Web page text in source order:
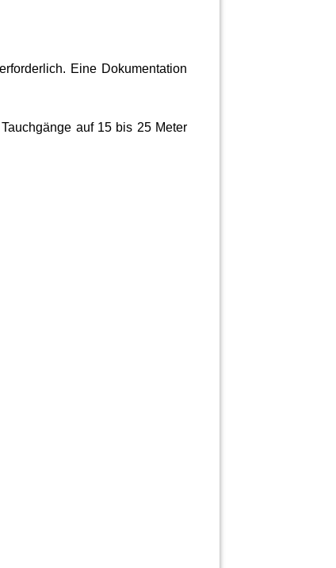
Eine Dokumentation
Tauchgänge auf 15 bis 25 Meter